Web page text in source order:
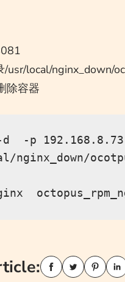
/usr/local/nginx_down/
除容器
-p